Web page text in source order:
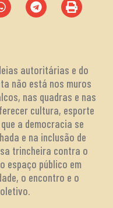
autoritárias e do
não está nos muros
nas quadras e nas
cultura, esporte
a democracia se
e na inclusão de
trincheira contra o
espaço público em
o encontro e o